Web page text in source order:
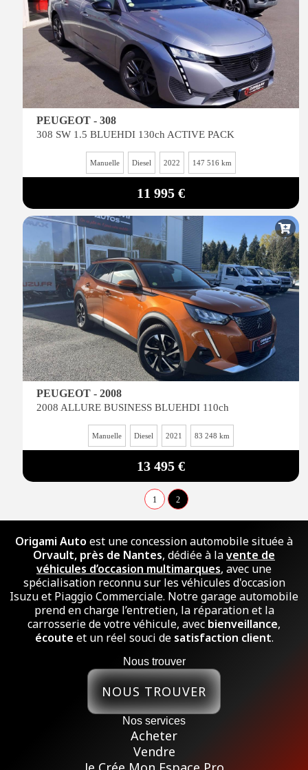
PEUGEOT - 308
308 SW 1.5 BLUEHDI 130ch ACTIVE PACK
Manuelle Diesel 2022 147 516 km
11 995 €
PEUGEOT - 2008
2008 ALLURE BUSINESS BLUEHDI 110ch
Manuelle Diesel 2021 83 248 km
13 495 €
1 2
Origami Auto est une concession automobile située à
Orvault, près de Nantes, dédiée à lavente de
véhicules d’occasion multimarques, avec une
spécialisation reconnu sur les véhicules d'occasion
Isuzu et Piaggio Commerciale. Notre garage automobile
prend en charge l’entretien, la réparation et la
carrosserie de votre véhicule, avec bienveillance,
écoute et un réel souci de satisfaction client.
Nous trouver
NOUS TROUVER
Nos services
Acheter
Vendre